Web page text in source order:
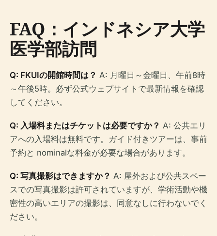
FAQ：インドネシア大学
医学部訪問
Q: FKUIの開館時間は？ A: 月曜日～金曜日、午前8時
～午後5時。必ず公式ウェブサイトで最新情報を確認
してください。
Q: 入場料またはチケットは必要ですか？ A: 公共エリ
アへの入場料は無料です。ガイド付きツアーは、事前
予約と nominalな料金が必要な場合があります。
Q: 写真撮影はできますか？ A: 屋外および公共スペー
スでの写真撮影は許可されていますが、学術活動や機
密性の高いエリアの撮影は、同意なしに行わないでく
ださい。